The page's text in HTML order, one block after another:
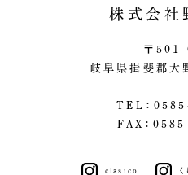
株式会社
〒501-
岐阜県揖斐郡大
TEL：
FAX：
clasico